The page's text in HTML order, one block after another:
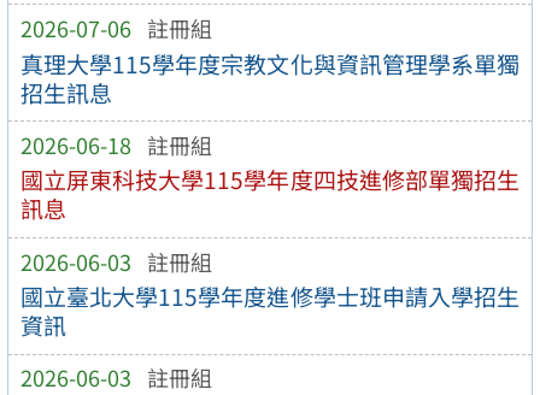
2026-07-06 註冊組
真理大學115學年度宗教文化與資訊管理學系單獨
招生訊息
2026-06-18 註冊組
國立屏東科技大學115學年度四技進修部單獨招生
訊息
2026-06-03 註冊組
國立臺北大學115學年度進修學士班申請入學招生
資訊
2026-06-03 註冊組